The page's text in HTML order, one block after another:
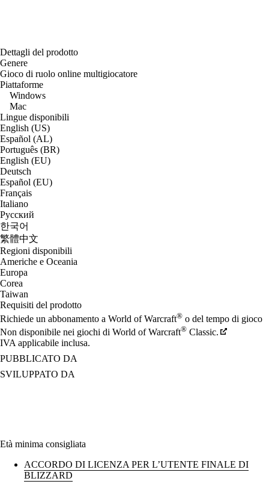
Dettagli del prodotto
Genere
Gioco di ruolo online multigiocatore
Piattaforme
Windows
Mac
Lingue disponibili
English (US)
Español (AL)
Português (BR)
English (EU)
Deutsch
Español (EU)
Français
Italiano
Русский
한국어
繁體中文
Regioni disponibili
Americhe e Oceania
Europa
Corea
Taiwan
Requisiti del prodotto
Richiede un abbonamento a World of Warcraft® o del tempo di gioco
Non disponibile nei giochi di World of Warcraft® Classic.
IVA applicabile inclusa.
PUBBLICATO DA
SVILUPPATO DA
Età minima consigliata
ACCORDO DI LICENZA PER L’UTENTE FINALE DI
BLIZZARD